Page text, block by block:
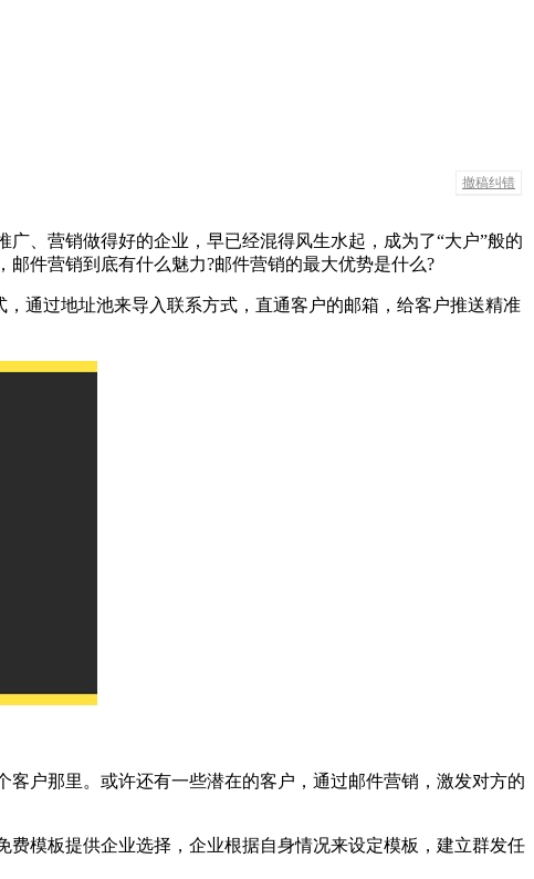
撤稿纠错
、营销做得好的企业，早已经混得风生水起，成为了“大户”般的
件营销到底有什么魅力?邮件营销的最大优势是什么?
通过地址池来导入联系方式，直通客户的邮箱，给客户推送精准
户那里。或许还有一些潜在的客户，通过邮件营销，激发对方的
费模板提供企业选择，企业根据自身情况来设定模板，建立群发任